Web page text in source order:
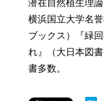
潜在自然植生理
横浜国立大学名
ブックス）『緑
れ』（大日本図
書多数。